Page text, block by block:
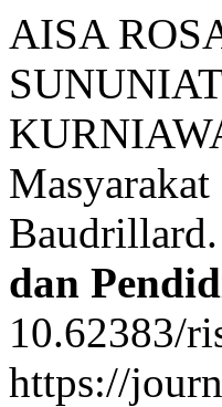
AISA
Baudrillard.
dan
10.62383/
https://